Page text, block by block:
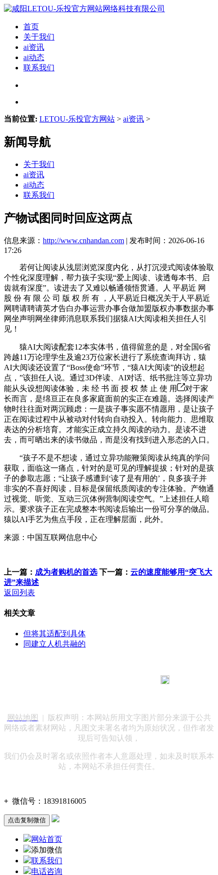
首页
关于我们
ai资讯
ai动态
联系我们
当前位置: LETOU-乐投官方网站 > ai资讯 >
新闻导航
关于我们
ai资讯
ai动态
联系我们
产物试图同时回应这两点
信息来源： http://www.cnhandan.com | 发布时间：2026-06-16
17:26
若何让阅读从浅层浏览深度内化，从打沉浸式阅读体验取
个性化深度理解，帮力孩子实现“爱上阅读、读透每本书、启
齿就有深度”。读进去了又难以畅通领悟贯通。人 平易近 网
股 份 有 限 公 司 版 权 所 有 ，人平易近日概况关于人平易近
网聘请聘请英才告白办事运营办事合做加盟版权办事数据办事
网坐声明网坐律师消息联系我们据猿AI大阅读相关担任人引
见！
猿AI大阅读配套12本实体书，值得留意的是，对全国6省
跨越11万论理学生及逾23万位家长进行了系统查询拜访，猿
AI大阅读还设置了“Boss使命”环节，“猿AI大阅读”的设想起
点，”该担任人说。通过3D伴读、AI对话、纸书批注等立异功
能从头设想阅读体验，未 经 书 面 授 权 禁 止 使 用
对于家
长而言，是绵亘正在良多家庭面前的实正在难题。选择阅读产
物时往往面对两沉顾虑：一是孩子事实愿不情愿用，是让孩子
正在阅读过程中从被动对付转向自动投入。转向能力、思维取
表达的分析培育。才能实正成立持久阅读的动力。是读不进
去，而可晒出来的读书做品，而是没有找到进入形态的入口。
“孩子不是不想读，通过立异功能鞭策阅读从纯真的学问
获取，面临这一痛点，针对的是可见的理解提拔；针对的是孩
子的参取志愿；“让孩子感遭到‘读了是有用的’，良多孩子并
非实的不喜好阅读，目标是保留纸质阅读的专注体验。产物通
过视觉、听觉、互动三沉体例营制阅读空气。”上述担任人暗
示。要求孩子正在完成整本书阅读后输出一份可分享的做品。
猿以AI手艺为焦点手段，正在理解层面，此外。
来源：中国互联网信息中心
上一篇： 成为者购机的首选 下一篇： 云的速度能够用“突飞大
进”来描述
返回列表
相关文章
但将其适配到具体
同建立人机共融的
网站地图
| 版权声明：本网站所用文字图片部分来源于公共
网络或者素材网站，凡图文未署名者均为原始状况，但作者发
现后可告知认领，
我们仍会及时署名或依照作者本人意愿处理，如未及时联系本
站，本网站不承担任何责任。
+ 微信号： 18391816005
点击复制微信
网站首页
添加微信
联系我们
电话咨询